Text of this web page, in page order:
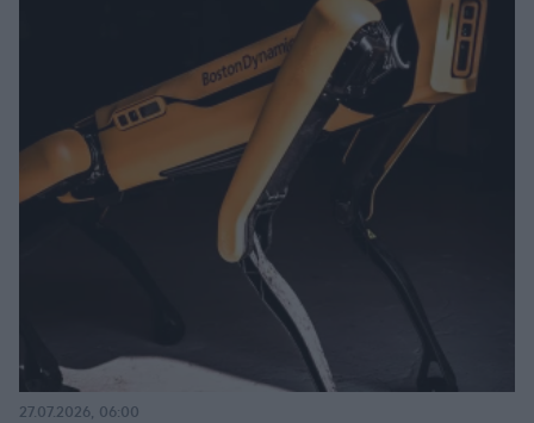
27.07.2026, 06:00